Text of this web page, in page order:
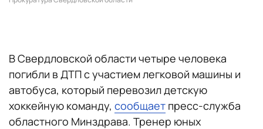
В Свердловской области четыре человека
погибли в ДТП с участием легковой машины и
автобуса, который перевозил детскую
хоккейную команду, сообщает пресс-служба
областного Минздрава. Тренер юных